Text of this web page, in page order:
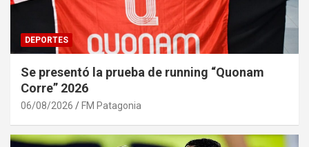
DEPORTES
Se presentó la prueba de running “Quonam
Corre” 2026
06/08/2026 FM Patagonia